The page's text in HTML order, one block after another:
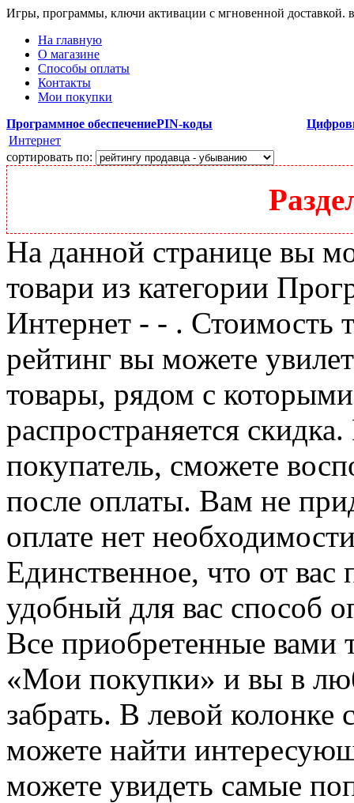
Игры, программы, ключи активации с мгновенной доставкой.
На главную
О магазине
Способы оплаты
Контакты
Мои покупки
Программное обеспечениеPIN-коды
Интернет
сортировать по:
На данной странице вы
товари из категории
Интернет - - . Стоимость
рейтинг вы можете
товары, рядом с
распространяется
покупатель, сможете
после оплаты. Вам не
оплате нет
Единственное, что от вас
удобный для вас способ
Все приобретенные вами
«Мои покупки» и вы в
забрать. В левой
можете найти
можете увидеть самые